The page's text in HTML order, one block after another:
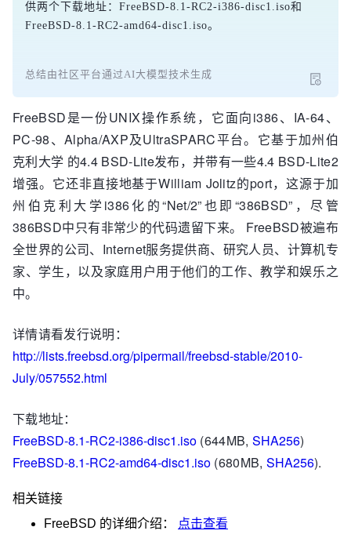
供两个下载地址：FreeBSD-8.1-RC2-i386-disc1.iso和
FreeBSD-8.1-RC2-amd64-disc1.iso。
总结由社区平台通过AI大模型技术生成
FreeBSD是一份UNIX操作系统，它面向i386、IA-64、
PC-98、Alpha/AXP及UltraSPARC平台。它基于加州伯
克利大学 的4.4 BSD-Lite发布，并带有一些4.4 BSD-Lite2
增强。它还非直接地基于William Jolitz的port，这源于加
州伯克利大学i386化的“Net/2”也即“386BSD”，尽管
386BSD中只有非常少的代码遗留下来。 FreeBSD被遍布
全世界的公司、Internet服务提供商、研究人员、计算机专
家、学生，以及家庭用户用于他们的工作、教学和娱乐之
中。
详情请看发行说明：
http://lists.freebsd.org/pipermail/freebsd-stable/2010-
July/057552.html
下载地址：
FreeBSD-8.1-RC2-i386-disc1.iso (644MB, SHA256)
FreeBSD-8.1-RC2-amd64-disc1.iso (680MB, SHA256).
相关链接
FreeBSD 的详细介绍： 点击查看